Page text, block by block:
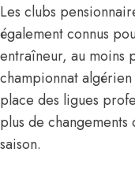
Les clubs
également connus
entraîneur, au moins
championnat
place des ligues
plus de changements
saison.